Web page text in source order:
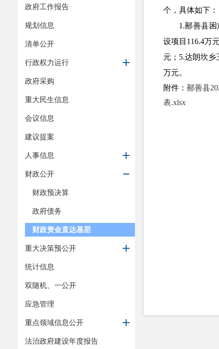
政府工作报告
规划信息
清单公开
行政权力运行
政府采购
重大民生信息
会议信息
建议提案
人事信息
财政公开
财政预决算
政府债务
财政资金直达基层
重大决策预公开
统计信息
双随机、一公开
应急管理
重点领域信息公开
法治政府建设年度报告
个，具体如下：
1.鄯善县
设项目116.4万
元；5.达朗坎乡
万元。
附件： 鄯善县
表.xlsx